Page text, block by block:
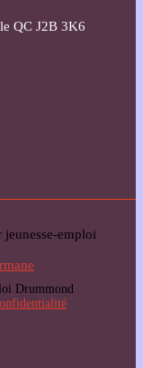
QC J2B 3K6
emploi
Drummond